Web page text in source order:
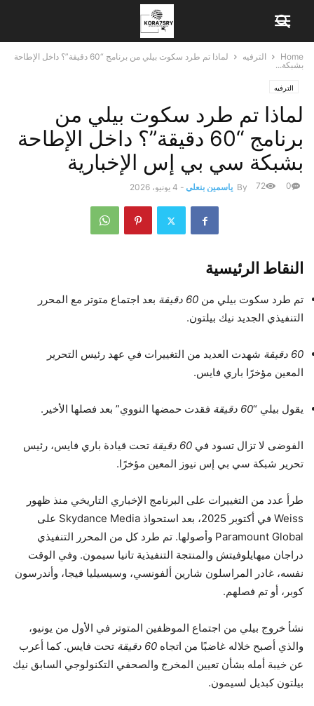
Home الترفيه
لماذا تم طرد سكوت بيلي من برنامج “60 دقيقة”؟ داخل الإطاحة
بشبكة...
الترفيه
لماذا تم طرد سكوت بيلي من
برنامج “60 دقيقة”؟ داخل الإطاحة
بشبكة سي بي إس الإخبارية
By ياسمين بنعلي - 4 يونيو، 2026 0
72
النقاط الرئيسية
تم طرد سكوت بيلي من 60 دقيقة
بعد اجتماع متوتر مع المحرر
التنفيذي الجديد نيك بيلتون.
60 دقيقة
شهدت العديد من التغييرات في عهد رئيس التحرير
المعين مؤخرًا باري فايس.
يقول بيلي “60 دقيقة فقدت حمضها النووي” بعد فصلها الأخير.
الفوضى لا تزال تسود في 60 دقيقة
تحت قيادة باري فايس، رئيس
تحرير شبكة سي بي إس نيوز المعين مؤخرًا.
طرأ عدد من التغييرات على البرنامج الإخباري التاريخي منذ ظهور
Weiss في أكتوبر 2025، بعد استحواذ Skydance Media على
Paramount Global وأصولها. تم طرد كل من المحرر التنفيذي
دراجان ميهايلوفيتش والمنتجة التنفيذية تانيا سيمون. وفي الوقت
نفسه، غادر المراسلون شارين ألفونسي، وسيسيليا فيجا، وأندرسون
كوبر، أو تم فصلهم.
نشأ خروج بيلي من اجتماع الموظفين المتوتر في الأول من يونيو،
والذي أصبح خلاله غاضبًا من اتجاه 60 دقيقة
تحت فايس. كما أعرب
عن خيبة أمله بشأن تعيين المخرج والصحفي التكنولوجي السابق نيك
بيلتون كبديل لسيمون.